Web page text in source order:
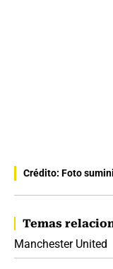
Crédito: Foto
Temas
Manchester United